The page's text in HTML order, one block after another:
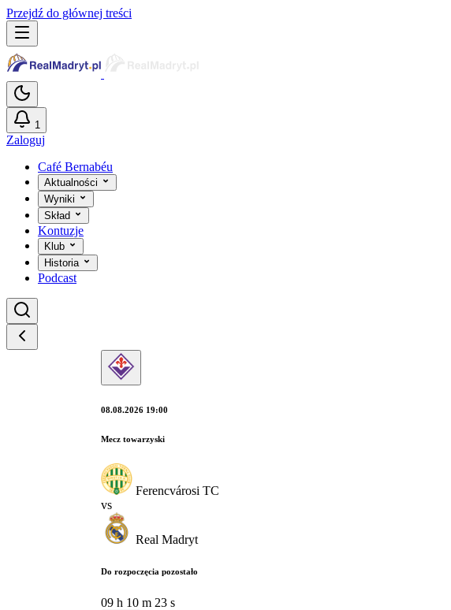
Przejdź do głównej treści
1
Zaloguj
Café Bernabéu
Aktualności
Wyniki
Skład
Kontuzje
Klub
Historia
Podcast
08.08.2026 19:00
Mecz towarzyski
Ferencvárosi TC
vs
Real Madryt
Do rozpoczęcia pozostało
09 h 10 m 22 s